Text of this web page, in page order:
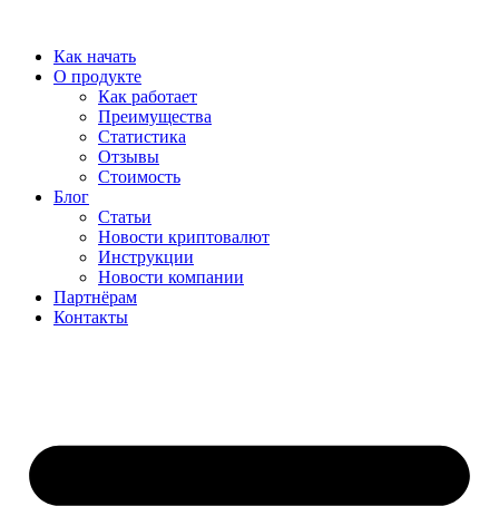
содержимому
Как начать
О продукте
Как работает
Преимущества
Статистика
Отзывы
Стоимость
Блог
Статьи
Новости криптовалют
Инструкции
Новости компании
Партнёрам
Контакты